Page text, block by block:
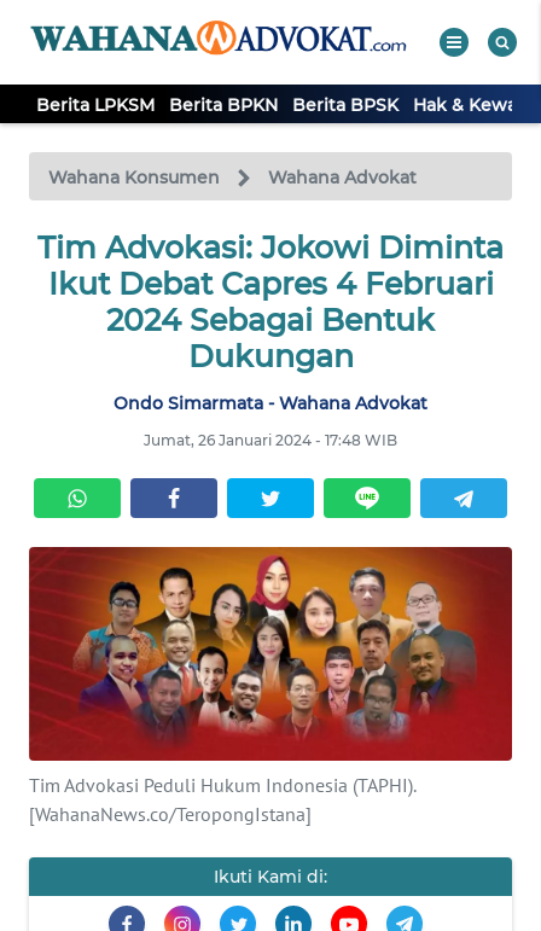
Berita LPKSM Berita BPKN Berita BPSK Hak &
Wahana Konsumen Wahana Advokat
Tim Advokasi: Jokowi Diminta
Ikut Debat Capres 4 Februari
2024 Sebagai Bentuk
Dukungan
Ondo Simarmata - Wahana Advokat
Jumat, 26 Januari 2024 - 17:48 WIB
Tim Advokasi Peduli Hukum Indonesia (TAPHI).
[WahanaNews.co/TeropongIstana]
Ikuti Kami di:
TV
Tutup
BERITA
LPKSM
KEWAJIBAN
KONSUMEN
WAHANA
ADVOKAT
KONSUMEN
FORWAMKI